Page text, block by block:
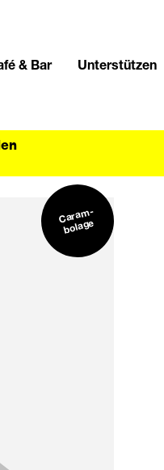
& Bar Unterstützen
Cara
m-
bolage